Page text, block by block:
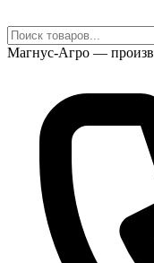
Магнус-Агро —